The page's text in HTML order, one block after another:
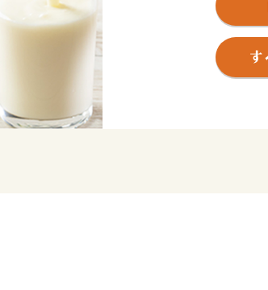
また、市街地から車
を知床世界遺産、阿
た道東の空の玄関と